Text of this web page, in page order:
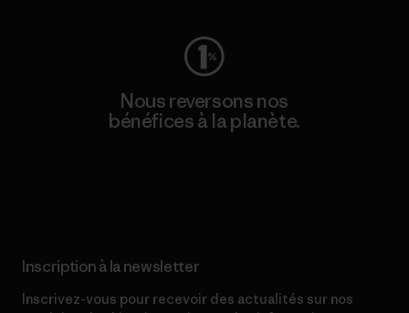
Nous reversons nos
bénéfices à la planète.
Inscription à la newsletter
Inscrivez-vous pour recevoir des actualités sur nos